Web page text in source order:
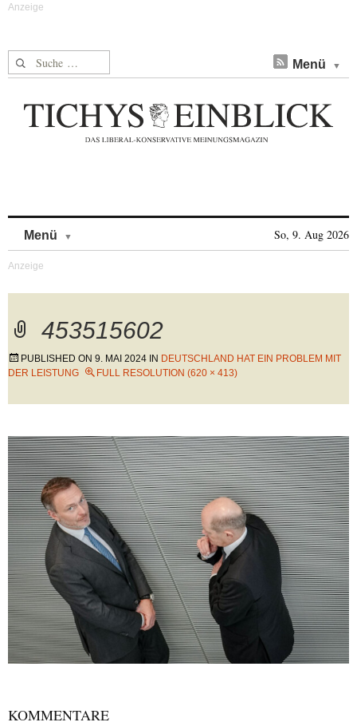
Suche nach: Menü
Menü So, 9. Aug 2026
453515602
PUBLISHED ON 9. MAI 2024 IN DEUTSCHLAND HAT EIN PROBLEM MIT
DER LEISTUNG
FULL RESOLUTION (620 × 413)
KOMMENTARE